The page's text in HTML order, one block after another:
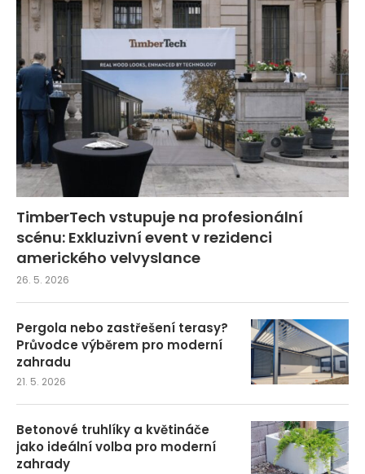
TimberTech vstupuje na profesionální
scénu: Exkluzivní event v rezidenci
amerického velvyslance
26. 5. 2026
Pergola nebo zastřešení terasy?
Průvodce výběrem pro moderní
zahradu
21. 5. 2026
Betonové truhlíky a květináče
jako ideální volba pro moderní
zahrady